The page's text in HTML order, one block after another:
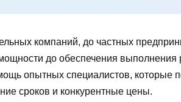
компаний, до частных
до обеспечения
опытных специалистов,
сроков и конкурентные цены.